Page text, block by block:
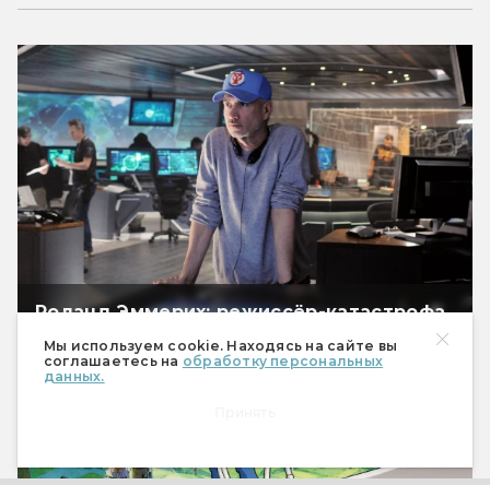
Мы используем cookie. Находясь на сайте вы
соглашаетесь на обработку персональных
данных.
Роланд Эммерих: режиссёр-катастрофа